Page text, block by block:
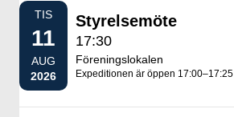
TIS
11
AUG
2026
Styrelsemöte
17:30
Föreningslokalen
Expeditionen är öppen 17:00–17:25